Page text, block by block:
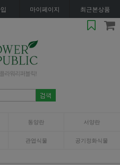
마이페이지 최근본상품
동양란 서양란
관엽식물 공기정화식물